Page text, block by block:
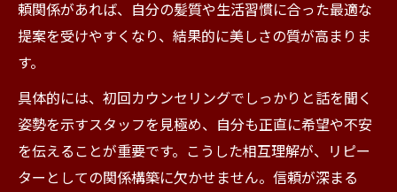
頼関係があれば、自分の髪質や生活習慣に合った最適な
提案を受けやすくなり、結果的に美しさの質が高まりま
す。
具体的には、初回カウンセリングでしっかりと話を聞く
姿勢を示すスタッフを見極め、自分も正直に希望や不安
を伝えることが重要です。こうした相互理解が、リピー
ターとしての関係構築に欠かせません。信頼が深まる